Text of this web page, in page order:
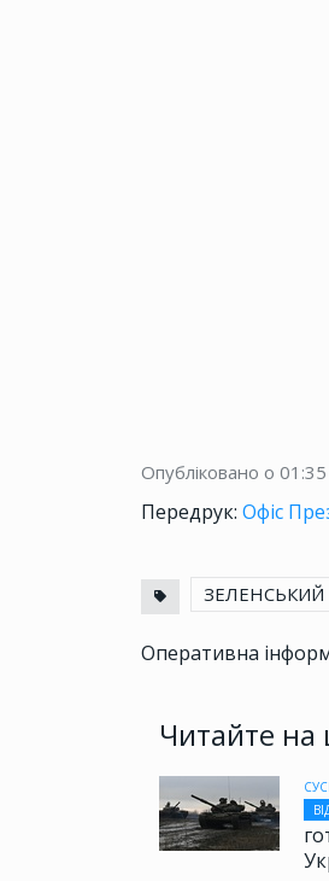
Опубліковано о 01:35
Передрук: Офіс
ЗЕЛЕНСЬКИЙ
Оперативна
Читайте